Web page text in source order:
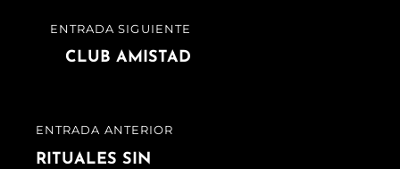
ENTRADA ANTERIOR
RITUALES SIN
ENTRADA SIGUIENTE
CLUB AMISTAD